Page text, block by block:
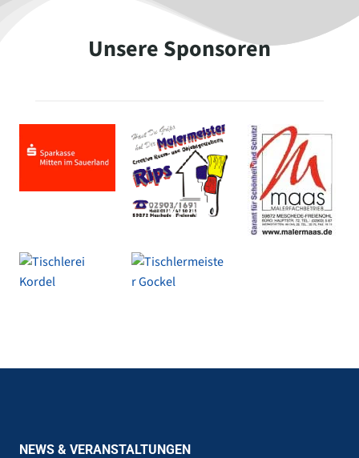
Unsere Sponsoren
NEWS & VERANSTALTUNGEN